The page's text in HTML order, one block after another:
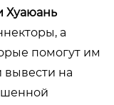
а
помогут им
на